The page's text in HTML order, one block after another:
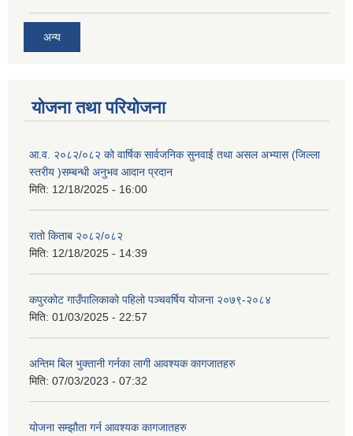
अन्य
योजना तथा परियोजना
आ.व. २०८२/०८२ को वार्षिक सार्वजनिक सुनवाई तथा असल अभ्यास (जिल्ला
स्तरीय )सम्बन्धी अनुभव आदान प्रदान
मिति: 12/18/2025 - 16:00
रातो किताब २०८२/०८२
मिति: 12/18/2025 - 14:39
कपुरकोट गाउँपालिकाको पहिलो पञ्चवर्षिय योजना २०७९-२०८४
मिति: 01/03/2025 - 22:57
अन्तिम बिल भुक्तानी गर्नका लागी आवश्यक कागजातहरु
मिति: 07/03/2023 - 07:32
योजना सम्झौता गर्न आवश्यक कागजातहरु